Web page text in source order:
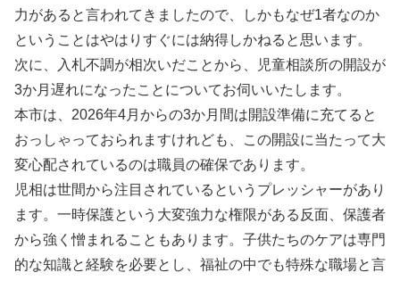
力があると言われてきましたので、しかもなぜ1者なのか
ということはやはりすぐには納得しかねると思います。
次に、入札不調が相次いだことから、児童相談所の開設が
3か月遅れになったことについてお伺いいたします。
本市は、2026年4月からの3か月間は開設準備に充てると
おっしゃっておられますけれども、この開設に当たって大
変心配されているのは職員の確保であります。
児相は世間から注目されているというプレッシャーがあり
ます。一時保護という大変強力な権限がある反面、保護者
から強く憎まれることもあります。子供たちのケアは専門
的な知識と経験を必要とし、福祉の中でも特殊な職場と言